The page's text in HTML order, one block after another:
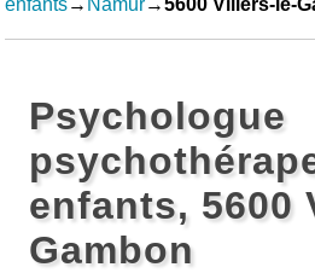
enfants→ Namur→5600 Villers-le-
Psychologue
enfants, 5600
Gambon